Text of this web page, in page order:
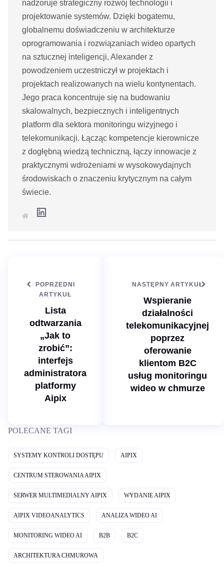
nadzoruje strategiczny rozwój technologii i
projektowanie systemów. Dzięki bogatemu,
globalnemu doświadczeniu w architekturze
oprogramowania i rozwiązaniach wideo opartych
na sztucznej inteligencji, Alexander z
powodzeniem uczestniczył w projektach i
projektach realizowanych na wielu kontynentach.
Jego praca koncentruje się na budowaniu
skalowalnych, bezpiecznych i inteligentnych
platform dla sektora monitoringu wizyjnego i
telekomunikacji. Łącząc kompetencje kierownicze
z dogłębną wiedzą techniczną, łączy innowacje z
praktycznymi wdrożeniami w wysokowydajnych
środowiskach o znaczeniu krytycznym na całym
świecie.
r
w
a
POPRZEDNI
ARTYKUŁ
Lista
odtwarzania
„Jak to
zrobić”:
interfejs
administratora
platformy
Aipix
NASTĘPNY ARTYKUŁ
Wspieranie
działalności
telekomunikacyjnej
poprzez
oferowanie
klientom B2C
usług monitoringu
wideo w chmurze
POLECANE TAGI
SYSTEMY KONTROLI DOSTĘPU AIPIX
CENTRUM STEROWANIA AIPIX
SERWER MULTIMEDIALNY AIPIX WYDANIE AIPIX
AIPIX VIDEOANALYTICS ANALIZA WIDEO AI
MONITORING WIDEO AI B2B B2C
ARCHITEKTURA CHMUROWA